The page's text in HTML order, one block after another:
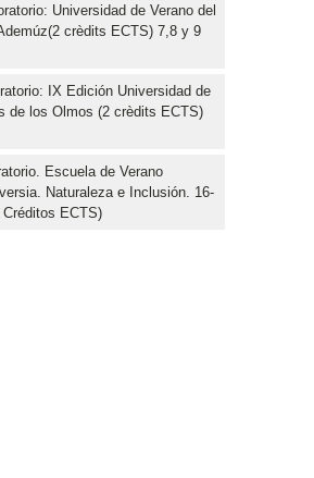
Universidad de Verano del
crèdits ECTS) 7,8 y 9
IX Edición Universidad de
de los Olmos (2 crèdits ECTS)
Escuela de Verano
Naturaleza e Inclusión. 16-
Créditos ECTS)